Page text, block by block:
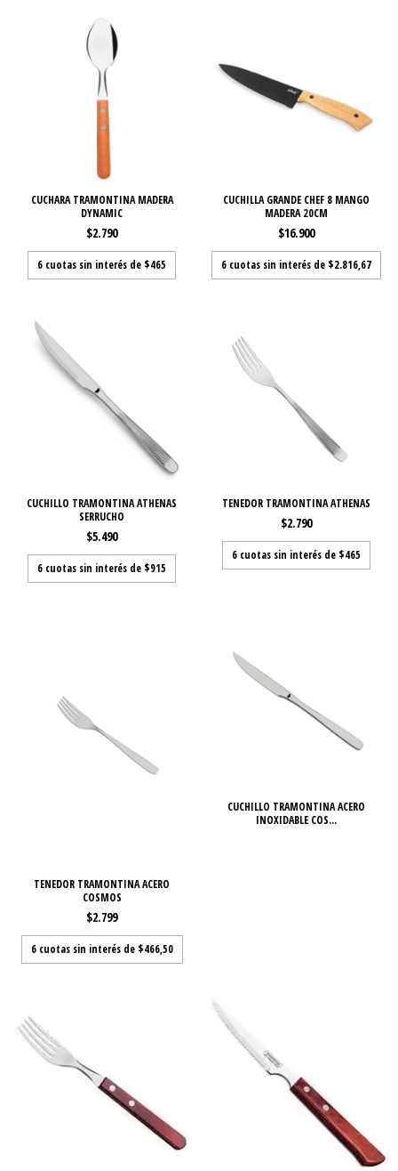
CUCHARA TRAMONTINA MADERA
DYNAMIC
$2.790
6 cuotas sin interés de $465
CUCHILLA GRANDE CHEF 8 MANGO
MADERA 20CM
$16.900
6 cuotas sin interés de $2.816,67
CUCHILLO TRAMONTINA ATHENAS
SERRUCHO
$5.490
6 cuotas sin interés de $915
TENEDOR TRAMONTINA ATHENAS
$2.790
6 cuotas sin interés de $465
TENEDOR TRAMONTINA ACERO
COSMOS
$2.799
6 cuotas sin interés de $466,50
CUCHILLO TRAMONTINA ACERO
INOXIDABLE COS...